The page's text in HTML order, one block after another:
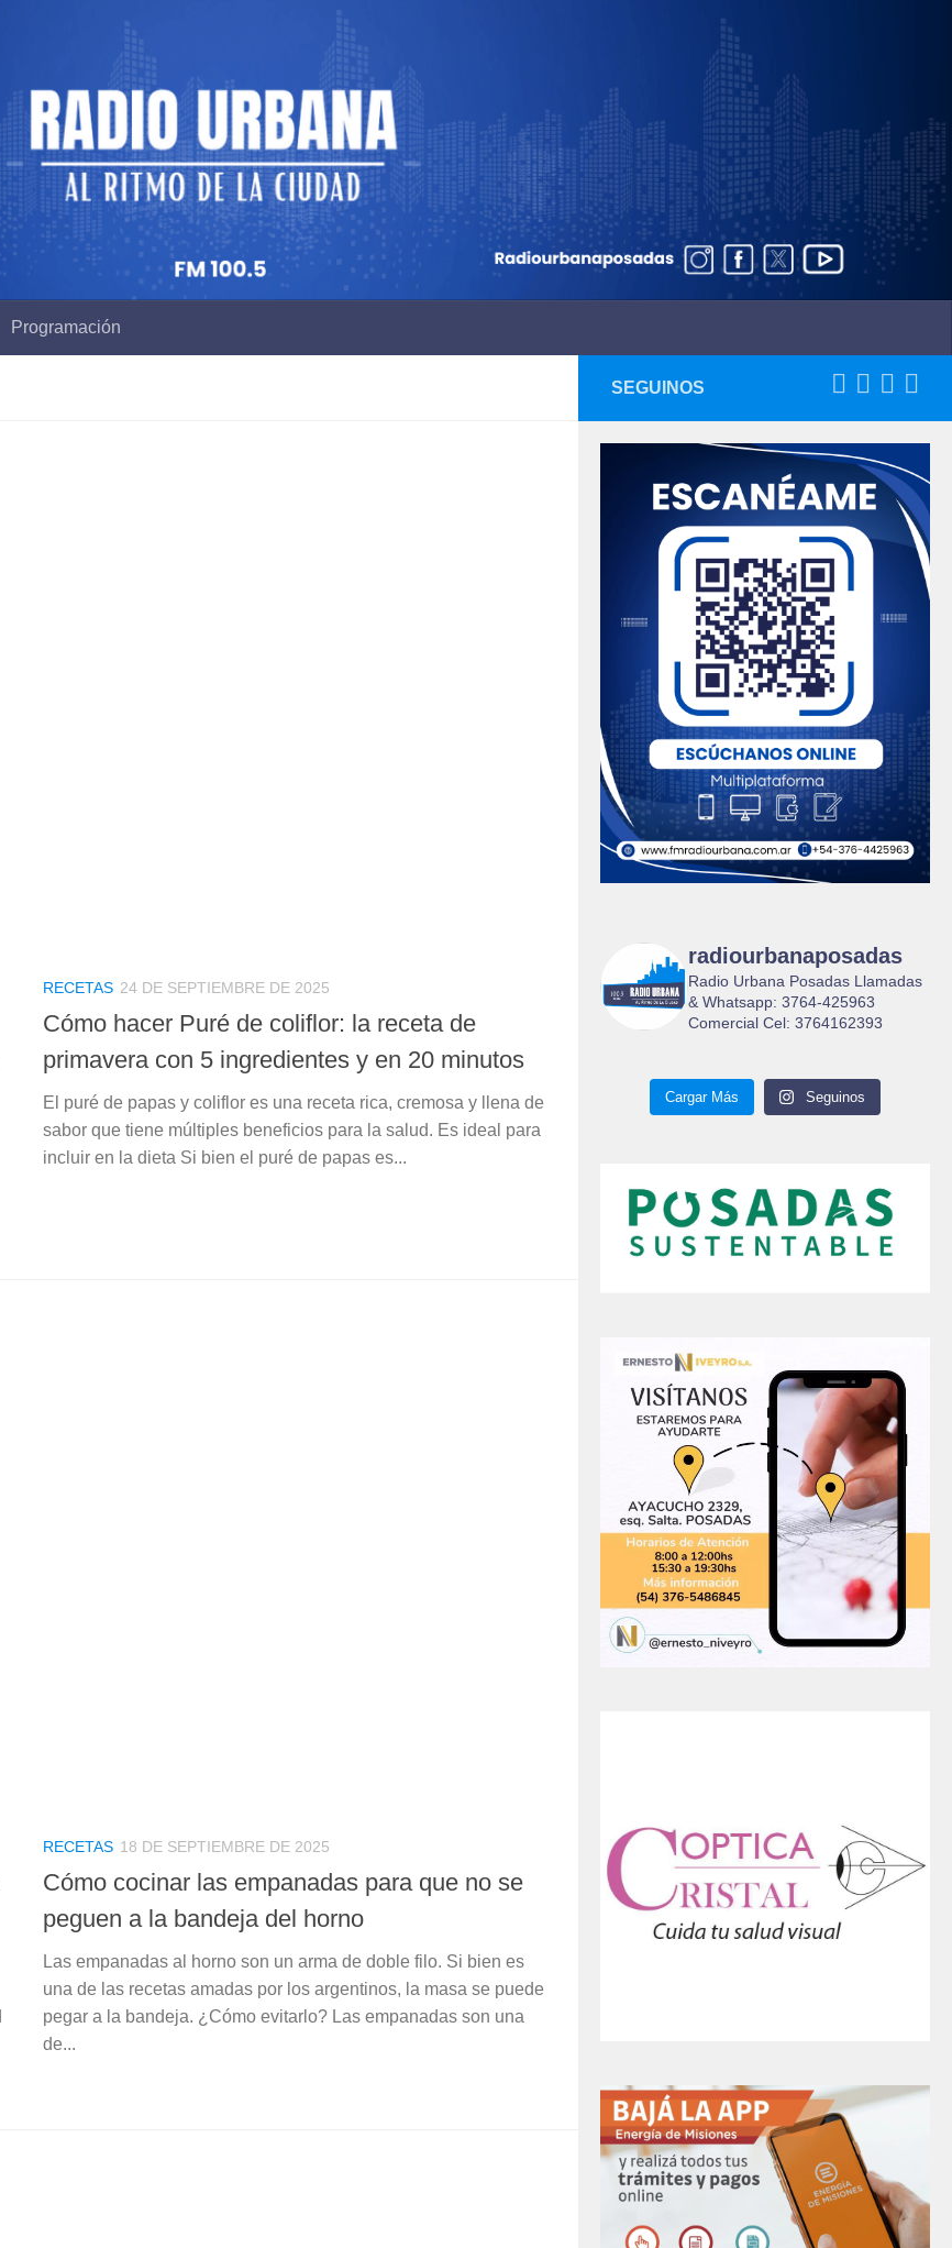
Programación
RECETAS 24 DE SEPTIEMBRE DE 2025
Cómo hacer Puré de coliflor: la receta de
primavera con 5 ingredientes y en 20 minutos
El puré de papas y coliflor es una receta rica, cremosa y llena de
sabor que tiene múltiples beneficios para la salud. Es ideal para
incluir en la dieta Si bien el puré de papas es...
RECETAS 18 DE SEPTIEMBRE DE 2025
Cómo cocinar las empanadas para que no se
peguen a la bandeja del horno
Las empanadas al horno son un arma de doble filo. Si bien es
una de las recetas amadas por los argentinos, la masa se puede
pegar a la bandeja. ¿Cómo evitarlo? Las empanadas son una
de...
SEGUINOS
radiourbanaposadas
Radio Urbana Posadas Llamadas
& Whatsapp: 3764-425963
Comercial Cel: 3764162393
Cargar Más Seguinos